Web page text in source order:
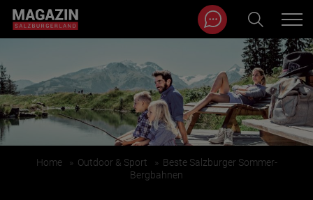
BEITRÄGE IN MEINER NÄHE
Magazin durchsuchen...
Home » Outdoor & Sport » Beste Salzburger Sommer-
Bergbahnen